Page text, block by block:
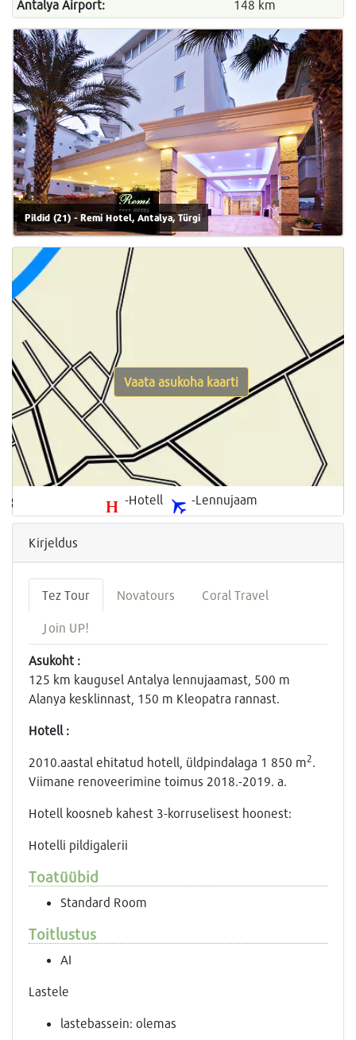
Antalya Airport: 148 km
Pildid (21) - Remi Hotel, Antalya, Türgi
-Hotell -Lennujaam
Vaata asukoha kaarti
Kirjeldus
Tez Tour Novatours Coral Travel
Join UP!
Asukoht :
1 25 km kaugusel Antalya lennujaamast, 500 m
Alanya kesklinnast, 150 m Kleopatra rannast.
Hotell :
2010.aastal ehitatud hotell, üldpindalaga 1 850 m2.
Viimane renoveerimine toimus 2018.-2019. a.
Hotell koosneb kahest 3-korruselisest hoonest:
Hotelli pildigalerii
Toatüübid
Standard Room
Toitlustus
AI
Lastele
lastebassein: olemas